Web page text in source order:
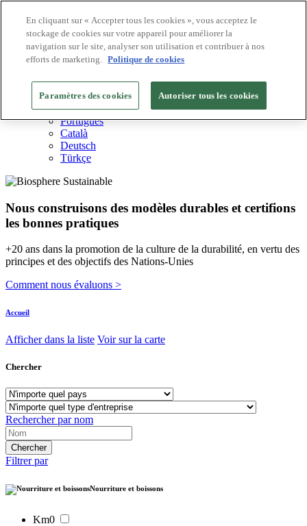
Destinations Biosphere
Entreprises Biosphere
Comment nous valorisons
FR
English
Español
Português
Català
Deutsch
Türkçe
Nous construisons des modèles durables et certifions
les bonnes pratiques
+20 ans dans la promotion de la culture de la durabilité, en vertu des
principes et des objectifs des Nations-Unies
Comment nous évaluons >
Accueil
Afficher dans la liste Voir sur la carte
Chercher
Rechercher par nom
Filtrer par
Nourriture et boissons
Km0
En cliquant sur « Accepter tous les cookies », vous acceptez le
stockage de cookies sur votre appareil pour améliorer la
navigation sur le site, analyser son utilisation et contribuer à nos
efforts de marketing. Politique de cookies
Paramètres des cookies Autoriser tous les cookies